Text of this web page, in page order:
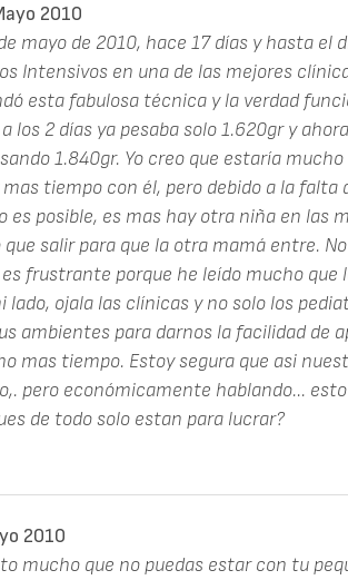
2010
mayo de 2010, hace 17 días y hasta el
Intensivos en una de las mejores
esta fabulosa técnica y la verdad
los 2 días ya pesaba solo 1.620gr y
1.840gr. Yo creo que estaría
tiempo con él, pero debido a la falta
posible, es mas hay otra niña en las
salir para que la otra mamá entre.
frustrante porque he leído mucho que
lado, ojala las clínicas y no solo los
ambientes para darnos la facilidad de
mas tiempo. Estoy segura que asi
pero económicamente hablando...
de todo solo estan para lucrar?
2010
mucho que no puedas estar con tu